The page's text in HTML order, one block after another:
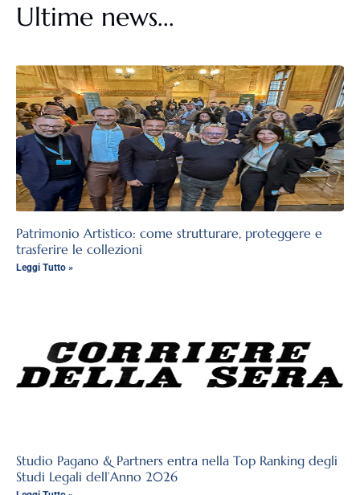
Ultime news...
Patrimonio Artistico: come strutturare, proteggere e
trasferire le collezioni
Leggi Tutto »
Studio Pagano & Partners entra nella Top Ranking degli
Studi Legali dell’Anno 2026